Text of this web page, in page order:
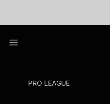
PRO LEAGUE